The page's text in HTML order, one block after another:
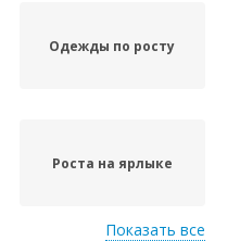
Одежды по росту
Роста на ярлыке
Показать все